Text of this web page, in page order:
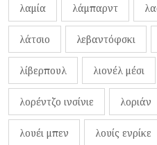
λαμία λάμπαρντ
λάτσιο λεβαντόφσκι
λίβερπουλ λιονέλ μέσι
λορέντζο ινσίνιε λοριάν
λουέι μπεν λουίς ενρίκε